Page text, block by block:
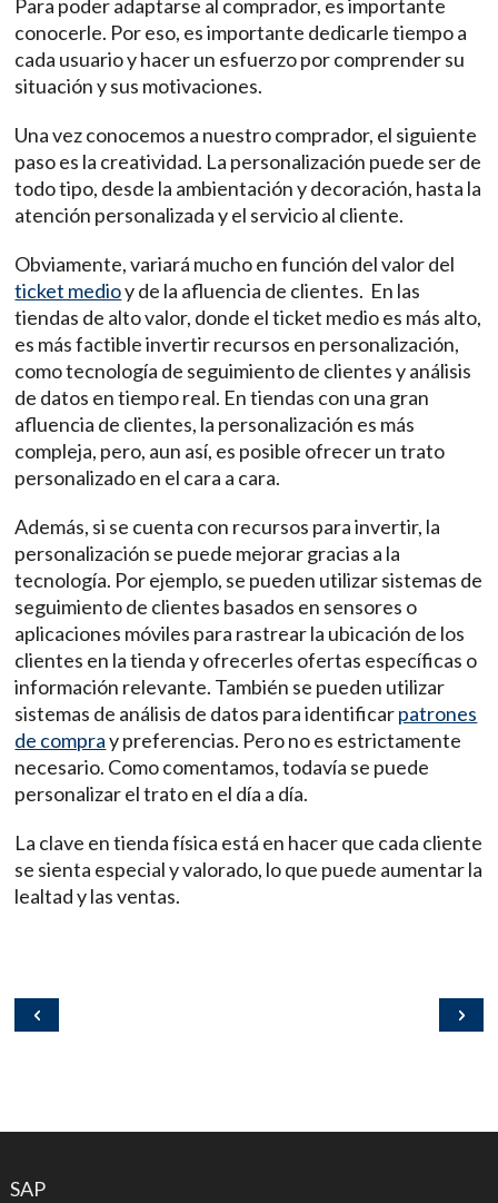
Para poder adaptarse al comprador, es importante
conocerle. Por eso, es importante dedicarle tiempo a
cada usuario y hacer un esfuerzo por comprender su
situación y sus motivaciones.
Una vez conocemos a nuestro comprador, el siguiente
paso es la creatividad. La personalización puede ser de
todo tipo, desde la ambientación y decoración, hasta la
atención personalizada y el servicio al cliente.
Obviamente, variará mucho en función del valor del
ticket medioy de la afluencia de clientes. En las
tiendas de alto valor, donde el ticket medio es más alto,
es más factible invertir recursos en personalización,
como tecnología de seguimiento de clientes y análisis
de datos en tiempo real. En tiendas con una gran
afluencia de clientes, la personalización es más
compleja, pero, aun así, es posible ofrecer un trato
personalizado en el cara a cara.
Además, si se cuenta con recursos para invertir, la
personalización se puede mejorar gracias a la
tecnología. Por ejemplo, se pueden utilizar sistemas de
seguimiento de clientes basados en sensores o
aplicaciones móviles para rastrear la ubicación de los
clientes en la tienda y ofrecerles ofertas específicas o
información relevante. También se pueden utilizar
sistemas de análisis de datos para identificarpatrones
de compray preferencias. Pero no es estrictamente
necesario. Como comentamos, todavía se puede
personalizar el trato en el día a día.
La clave en tienda física está en hacer que cada cliente
se sienta especial y valorado, lo que puede aumentar la
lealtad y las ventas.
SAP